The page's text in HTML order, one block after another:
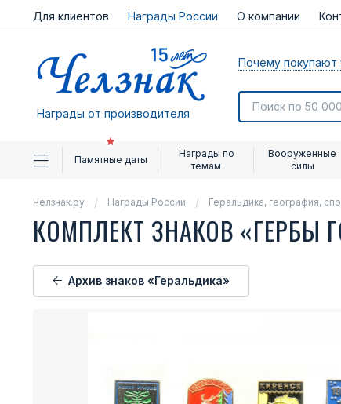
Для клиентов Награды России О компании
Награды от производителя
Почему покупают
Памятные даты
Награды по
темам
Вооруженные
силы
Челзнак.ру Награды России Геральдика, география,
КОМПЛЕКТ ЗНАКОВ «ГЕРБЫ
Архив знаков «Геральдика»